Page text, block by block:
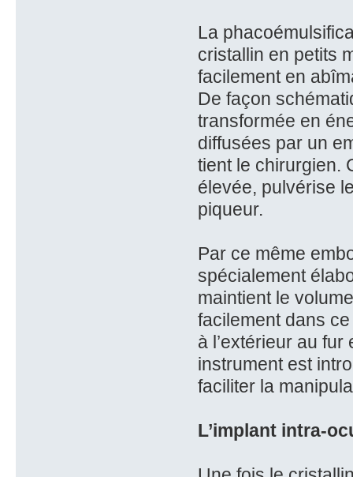
La
cristallin en petits
facilement en
De façon
transformée en
diffusées par un
tient le chirurgien.
élevée, pulvérise
piqueur.
Par ce même
spécialement
maintient le
facilement dans
à l’extérieur au
instrument est
faciliter la
L’implant intra-